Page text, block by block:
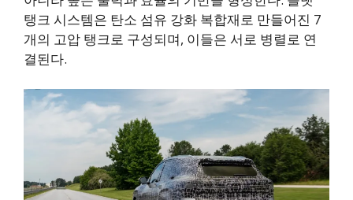
탱크 시스템은 탄소 섬유 강화 복합재로 만들어진 7
개의 고압 탱크로 구성되며, 이들은 서로 병렬로 연
결된다.